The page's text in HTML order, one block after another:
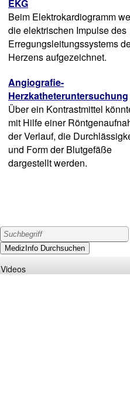
EKG
Beim Elektrokardiogramm
die elektrischen Impulse des
Erregungsleitungssystems
Herzens aufgezeichnet.
Angiografie-
Herzkatheteruntersuchung
Über ein Kontrastmittel
mit Hilfe einer
der Verlauf, die
und Form der Blutgefäße
dargestellt werden.
Videos